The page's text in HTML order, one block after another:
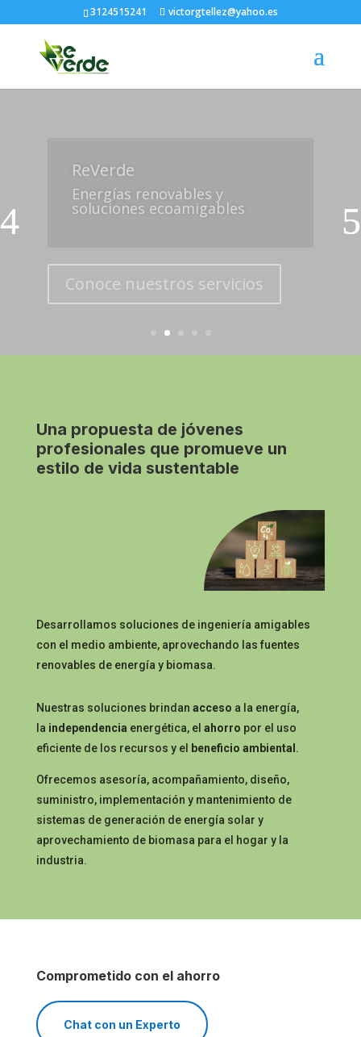
3124515241 victorgtellez@yahoo.es
Generación y acceso a
Una propuesta de jóvenes
profesionales que promueve un
estilo de vida sustentable
Desarrollamos soluciones de ingenieríaamigables
con el medio ambiente, aprovechando las fuentes
renovables de energía y biomasa.
Nuestras soluciones brindan acceso a la energía,
la independencia energética, el ahorro por el uso
eficiente de los recursos y el beneficio ambiental .
Ofrecemos asesoría, acompañamiento, diseño,
suministro, implementación y mantenimiento de
sistemas de generación de energía solar y
aprovechamiento de biomasa para el hogar y la
industria.
Comprometido con el ahorro
Chat con un Experto